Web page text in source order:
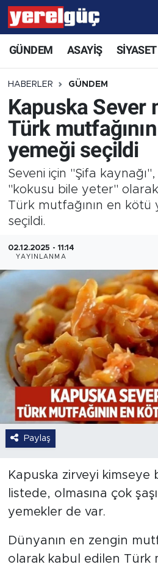
GÜNDEM ASAYİŞ SİYASET
HABERLER GÜNDEM
Kapuska Sever
Türk
yemeği seçildi
Seveni için "Şifa
"kokusu bile yeter"
Türk mutfağının en kötü
seçildi.
02.12.2025 - 11:14
YAYINLANMA
Paylaş
Kapuska zirveyi kimseye
listede, olmasına çok
yemekler de var.
Dünyanın en zengin
olarak kabul edilen Türk